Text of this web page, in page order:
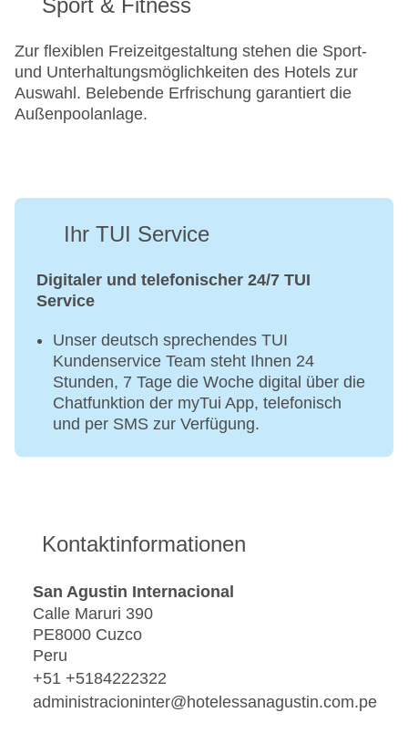
Sport & Fitness
Zur flexiblen Freizeitgestaltung stehen die Sport-
und Unterhaltungsmöglichkeiten des Hotels zur
Auswahl. Belebende Erfrischung garantiert die
Außenpoolanlage.
Ihr TUI Service
Digitaler und telefonischer 24/7 TUI
Service
Unser deutsch sprechendes TUI
Kundenservice Team steht Ihnen 24
Stunden, 7 Tage die Woche digital über die
Chatfunktion der myTui App, telefonisch
und per SMS zur Verfügung.
Kontaktinformationen
San Agustin Internacional
Calle Maruri 390
PE8000 Cuzco
Peru
+51 +5184222322
administracioninter@hotelessanagustin.com.pe